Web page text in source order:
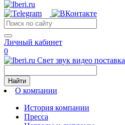
Личный кабинет
0
Свет звук видео поставка
Найти
О компании
История компании
Пресса